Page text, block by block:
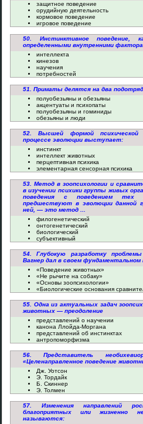
защитное поведение
орудийную деятельность
кормовое поведение
игровое поведение
50. Инстинктивное поведение,
определенными внутренними
интеллекта
кинезов
научения
потребностей
51. Приматы делятся на два
полуобезьяны и обезьяны
акцентуаты и психопаты
полуобезьяны и гоминиды
обезьяны и люди
52. Высшей формой
процессе эволюции выступает:
инстинкт
интеллект животных
перцептивная психика
элементарная сенсорная психика
53. Метод в зоопсихологии и
в изучении психики группы живых
поведения с поведением тех
предшествуют в эволюции данной
ней, — это метод ...
филогенетический
онтогенетический
биологический
субъективный
54. Глубокую разработку
Вагнер дал в своем фундаментальном
«Поведение животных»
«Не рычите на собаку»
«Основы зоопсихологии»
«Биологические основания
55. Одна из актуальных задач
животных — преодоление
представлений о научении
канона Ллойда-Моргана
представлений об инстинктах
антропоморфизма
56. Представитель
«Целенаправленное поведение
Дж. Уотсон
Э. Тордайк
Б. Скиннер
Э. Толмен
57. Изменения направлений
благоприятных или жизненно
называются: